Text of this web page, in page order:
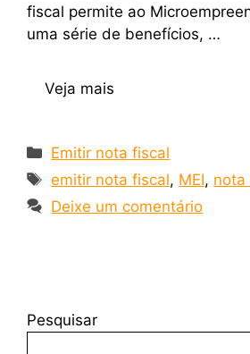
fiscal permite ao
uma série de benefícios, …
Veja mais
Emitir nota fiscal
emitir nota fiscal, MEI, nota
Deixe um comentário
Pesquisar